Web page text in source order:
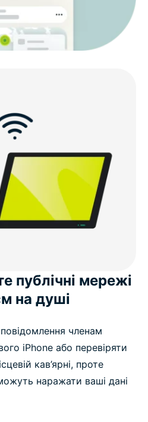
Про ExpressVPN
ризику на iPhone та
публічні мережі
на душі
членам
iPhone або перевіряти
кав’ярні, проте
наражати ваші дані